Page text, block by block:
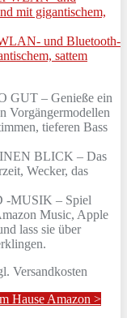
und Bluetooth-
sattem
– Genieße ein
Vorgängermodellen
tieferen Bass
BLICK – Das
Wecker, das
MUSIK – Spiel
Music, Apple
lass sie über
Versandkosten
Hause Amazon >